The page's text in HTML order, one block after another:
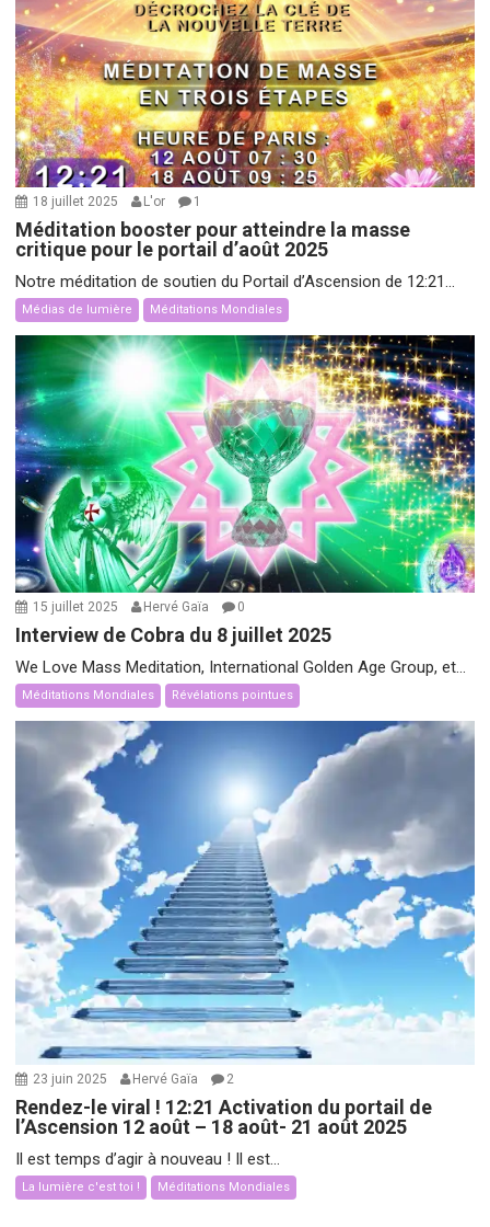
18 juillet 2025 L'or 1
Méditation booster pour atteindre la masse
critique pour le portail d’août 2025
Notre méditation de soutien du Portail d’Ascension de 12:21...
Médias de lumière Méditations Mondiales
15 juillet 2025 Hervé Gaïa 0
Interview de Cobra du 8 juillet 2025
We Love Mass Meditation, International Golden Age Group, et...
Méditations Mondiales Révélations pointues
23 juin 2025 Hervé Gaïa 2
Rendez-le viral ! 12:21 Activation du portail de
l’Ascension 12 août – 18 août- 21 août 2025
Il est temps d’agir à nouveau ! Il est...
La lumière c'est toi ! Méditations Mondiales